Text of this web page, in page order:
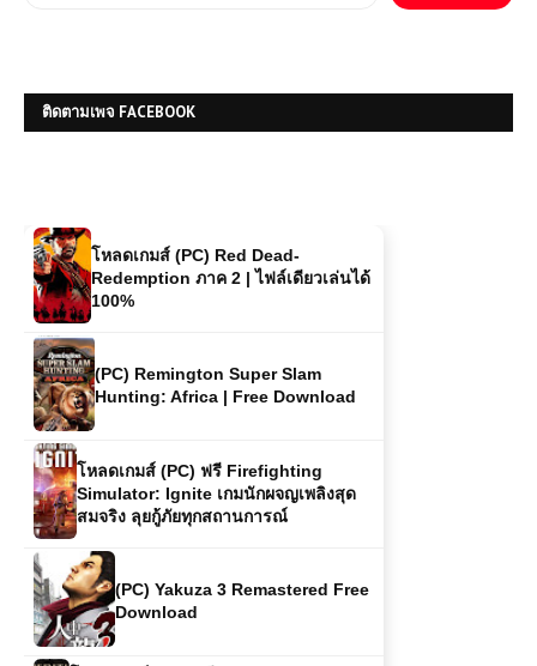
ติดตามเพจ FACEBOOK
(PC) Farming Simulator 22 |
โหลดเกมส์ (PC) Red Dead-
Redemption ภาค 2 | ไฟล์เดียวเล่นได้
100%
Hunting: Africa | Free Download
Simulator: Ignite เกมนักผจญเพลิงสุด
สมจริง ลุยกู้ภัยทุกสถานการณ์
Download